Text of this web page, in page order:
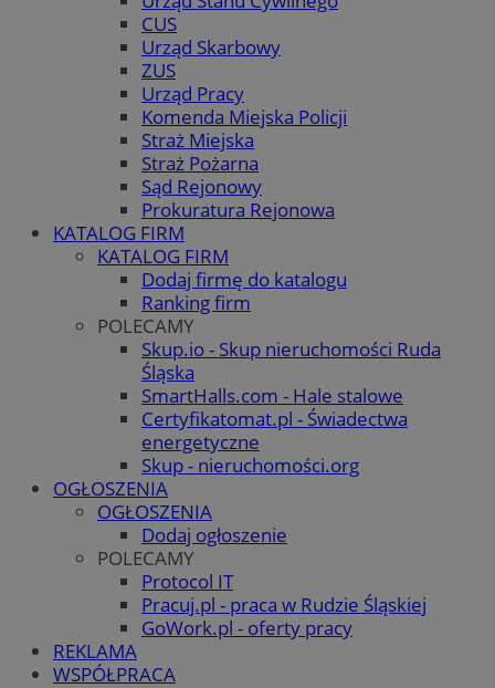
CUS
Urząd Skarbowy
ZUS
Urząd Pracy
Komenda Miejska Policji
Straż Miejska
Straż Pożarna
Sąd Rejonowy
Prokuratura Rejonowa
KATALOG FIRM
KATALOG FIRM
Dodaj firmę do katalogu
Ranking firm
POLECAMY
Skup.io - Skup nieruchomości Ruda
Śląska
SmartHalls.com - Hale stalowe
Certyfikatomat.pl - Świadectwa
energetyczne
Skup - nieruchomości.org
OGŁOSZENIA
OGŁOSZENIA
Dodaj ogłoszenie
POLECAMY
Protocol IT
Pracuj.pl - praca w Rudzie Śląskiej
GoWork.pl - oferty pracy
REKLAMA
WSPÓŁPRACA